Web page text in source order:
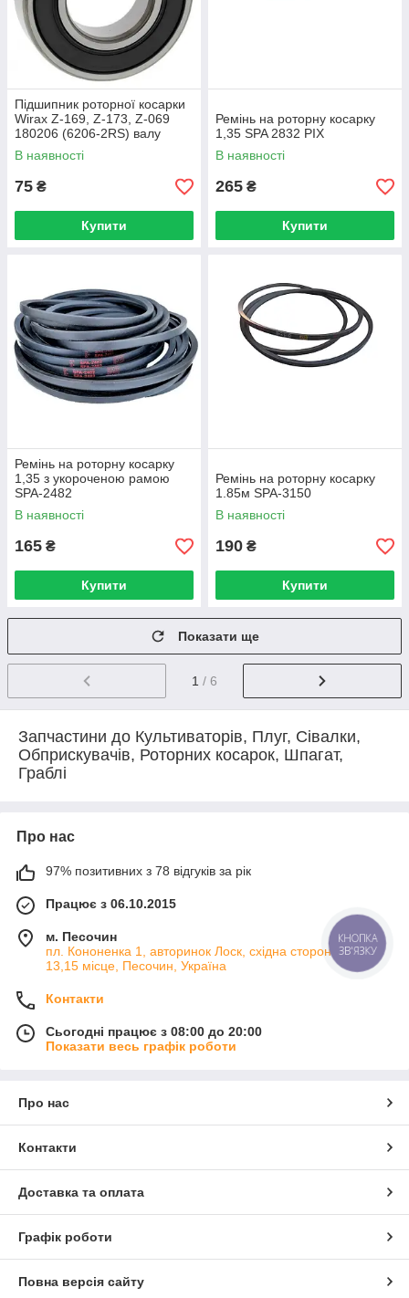
Підшипник роторної косарки
Wirax Z-169, Z-173, Z-069
180206 (6206-2RS) валу
шліцевого
В наявності
75 ₴
Купити
Ремінь на роторну косарку
1,35 SPA 2832 PIX
В наявності
265 ₴
Купити
Ремінь на роторну косарку
1,35 з укороченою рамою
SPA-2482
В наявності
165 ₴
Купити
Ремінь на роторну косарку
1.85м SPA-3150
В наявності
190 ₴
Купити
Показати ще
1 / 6
Запчастини до Культиваторів, Плуг, Сівалки,
Обприскувачів, Роторних косарок, Шпагат,
Граблі
Про нас
97% позитивних з 78 відгуків за рік
Працює з 06.10.2015
м. Песочин
пл. Кононенка 1, авторинок Лоск, східна сторона 2 ряд
13,15 місце, Песочин, Україна
Контакти
Сьогодні працює з 08:00 до 20:00
Показати весь графік роботи
Про нас
Контакти
Доставка та оплата
Графік роботи
Повна версія сайту
КНОПКА
ЗВ'ЯЗКУ